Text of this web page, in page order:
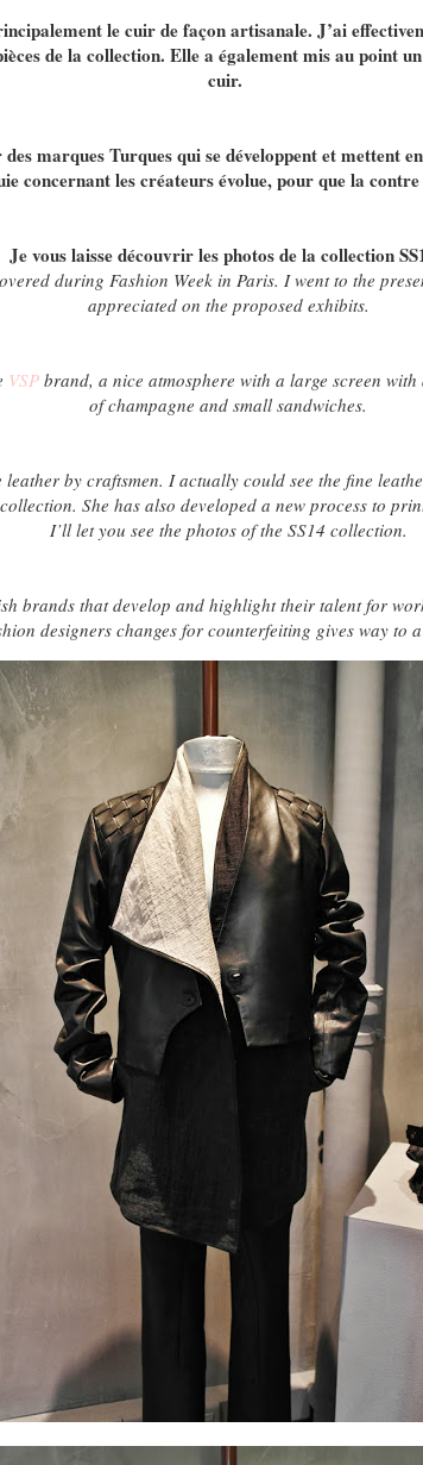
le cuir de façon artisanale. J’ai
de la collection. Elle a également mis au point
cuir.
marques Turques qui se développent et mettent
concernant les créateurs évolue, pour que la
Je vous laisse découvrir les photos de la collection
during Fashion Week in Paris. I went to the
appreciated on the proposed exhibits.
VSPbrand, a nice atmosphere with a large screen
of champagne and small sandwiches.
by craftsmen. I actually could see the fine
She has also developed a new process to
I’ll let you see the photos of the SS14 collection.
brands that develop and highlight their talent for
designers changes for counterfeiting gives way to